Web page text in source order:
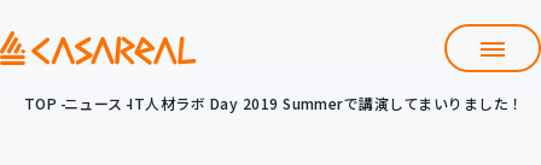
TOP ニュース IT人材ラボ Day 2019 Summerで講演してまいりました！